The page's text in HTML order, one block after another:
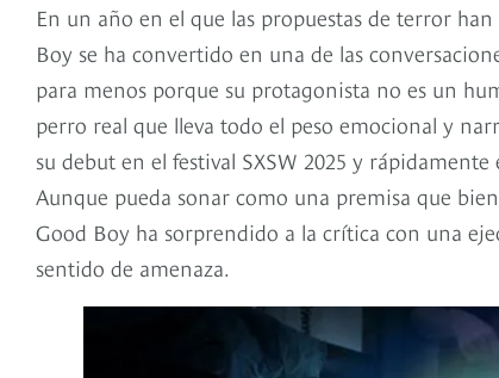
En un año en el que las propuestas de terror han
Boy se ha convertido en una de las
para menos porque su protagonista no es un
perro real que lleva todo el peso emocional y
su debut en el festival SXSW 2025 y
Aunque pueda sonar como una premisa que
Good Boy ha sorprendido a la crítica con una
sentido de amenaza.